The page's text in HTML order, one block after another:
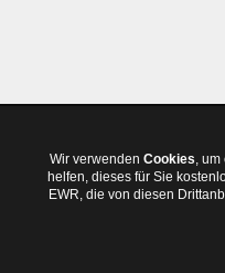
Wir verwenden Cookies,
helfen, dieses für Sie
EWR, die von diesen